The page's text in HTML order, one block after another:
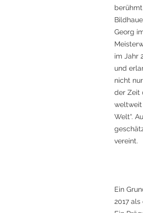
Georg
im Jahr
und
nicht
der Zeit
weltweit
Welt“.
vereint.
Ein
2017